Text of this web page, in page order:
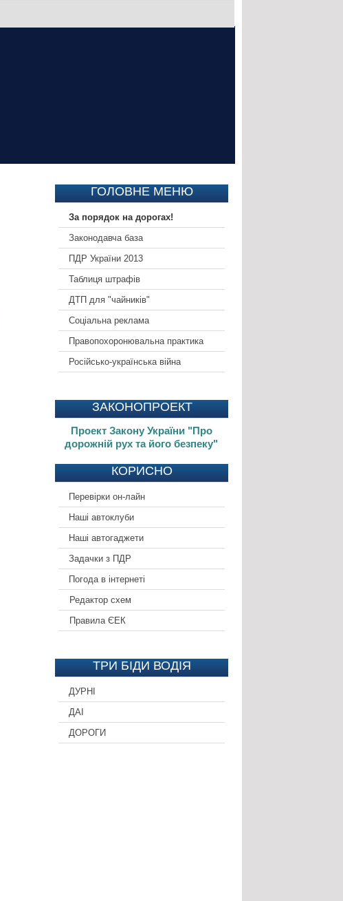
ГОЛОВНЕ МЕНЮ
За порядок на дорогах!
Законодавча база
ПДР України 2013
Таблиця штрафів
ДТП для "чайників"
Соціальна реклама
Правопохоронювальна практика
Російсько-українська війна
ЗАКОНОПРОЕКТ
Проект Закону України "Про
дорожній рух та його безпеку"
КОРИСНО
Перевірки он-лайн
Наші автоклуби
Наші автогаджети
Задачки з ПДР
Погода в інтернеті
Редактор схем
Правила ЄЕК
ТРИ БІДИ ВОДІЯ
ДУРНІ
ДАІ
ДОРОГИ